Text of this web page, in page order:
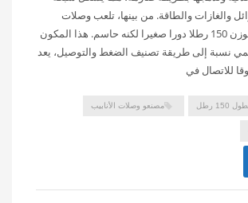
والغازات والطاقة. من بينها، تلعب وصلات
الأنابيب الملولبة بوزن 150 رطلا دورا صغيرا لكنه حاسم. هذا المكون
نسبة إلى طريقة تصنيف الضغط والتوصيل، يعد
للاتصال في
رطل مصنعو وصلات الأنابيب